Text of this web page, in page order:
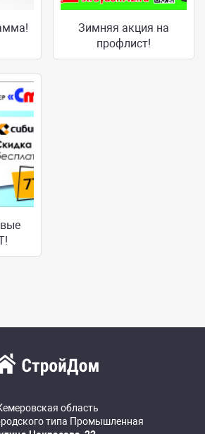
Зимняя акция на
профлист!
область
типа Промышленная